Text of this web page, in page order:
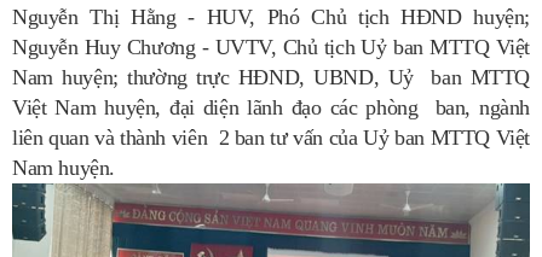
Nguyễn Thị Hằng - HUV, Phó Chủ tịch HĐND huyện;
Nguyễn Huy Chương - UVTV, Chủ tịch Uỷ ban MTTQ Việt
Nam huyện; thường trực HĐND, UBND, Uỷ ban MTTQ
Việt Nam huyện, đại diện lãnh đạo các phòng ban, ngành
liên quan và thành viên 2 ban tư vấn của Uỷ ban MTTQ Việt
Nam huyện.